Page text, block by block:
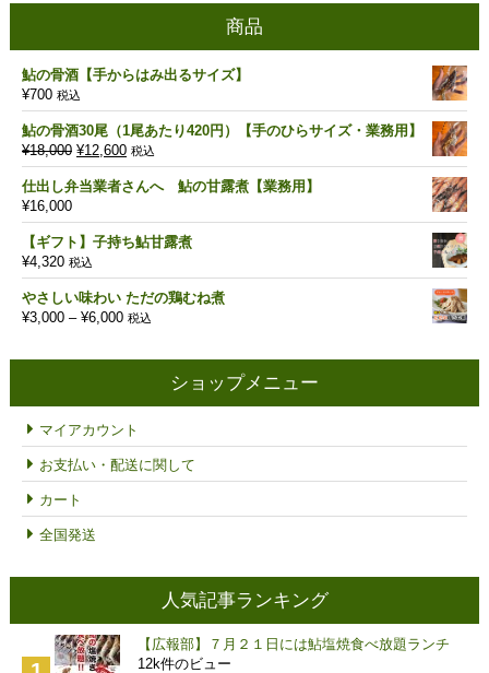
商品
鮎の骨酒【手からはみ出るサイズ】
¥700 税込
鮎の骨酒30尾（1尾あたり420円）【手のひらサイズ・業務用】
¥18,000 元
の
価
は
¥18,000
で
し
た。
¥12,600現
在
の
格
は
す。
税込
仕出し弁当業者さんへ 鮎の甘露煮【業務用】
¥16,000
【ギフト】子持ち鮎甘露煮
¥4,320 税込
やさしい味わい ただの鶏むね煮
¥3,000 – ¥6,000価
帯:
税込
ショップメニュー
マイアカウント
お支払い・配送に関して
カート
全国発送
人気記事ランキング
【広報部】７月２１日には鮎塩焼食べ放題ランチ
12k件のビュー